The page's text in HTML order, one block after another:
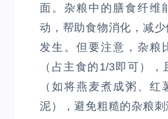
面。杂粮中的膳食纤维
动，帮助食物消化，减
发生。但要注意，杂粮
（占主食的1/3即可）
（如将燕麦煮成粥、红
泥），避免粗糙的杂粮